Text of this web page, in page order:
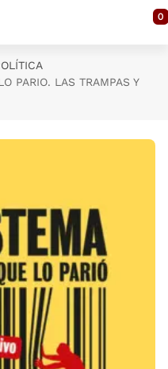
0
PARIO. LAS TRAMPAS Y